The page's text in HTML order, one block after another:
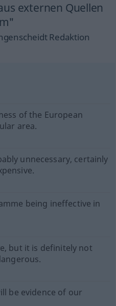
externen Quellen
Redaktion
of the European
area.
unnecessary, certainly
being ineffective in
but it is definitely not
be evidence of our